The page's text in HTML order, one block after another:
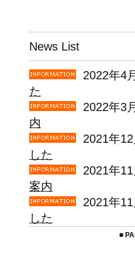
News List
2022年4
た
2022年3
内
2021年
した
2021年
案内
2021年
した
■